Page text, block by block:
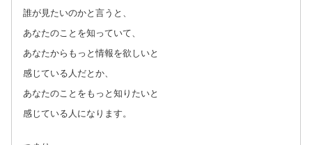
誰が見たいのかと言うと、
あなたのことを知っていて、
あなたからもっと情報を欲しいと
感じている人だとか、
あなたのことをもっと知りたいと
感じている人になります。